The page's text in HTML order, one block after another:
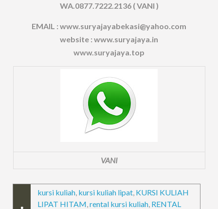
WA.0877.7222.2136 ( VANI )
EMAIL : www.suryajayabekasi@yahoo.com
website : www.suryajaya.in
www.suryajaya.top
VANI
kursi kuliah kursi kuliah lipat KURSI KULIAH
LIPAT HITAM ,rental kursi kuliah RENTAL